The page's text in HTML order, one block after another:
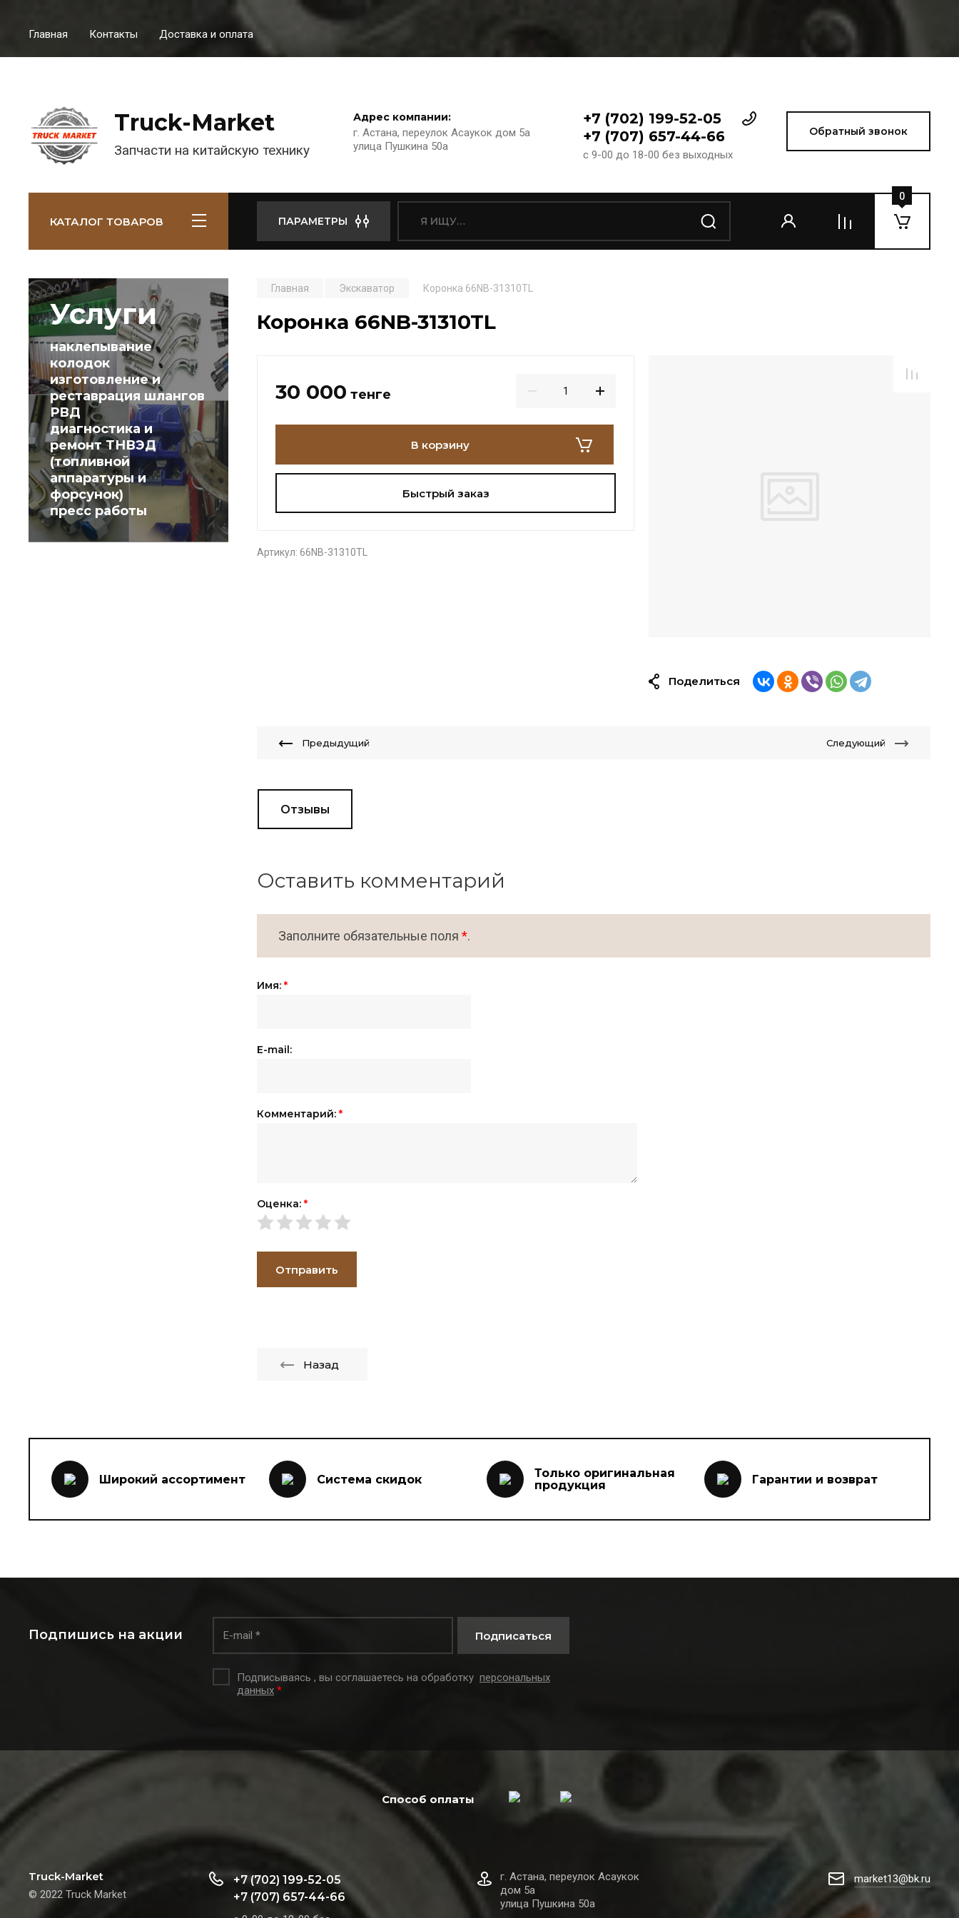
Главная Контакты Доставка и оплата
Truck-Market
Запчасти на китайскую технику
Адрес компании:
г. Астана, переулок Асаукок дом 5а
улица Пушкина 50а
+7 (702) 199-52-05
+7 (707) 657-44-66
с 9-00 до 18-00 без выходных
Обратный звонок
КАТАЛОГ ТОВАРОВ ПАРАМЕТРЫ
0
Услуги
наклепывание
колодок
изготовление и
реставрация шлангов
РВД
диагностика и
ремонт ТНВЭД
(топливной
аппаратуры и
форсунок)
пресс работы
Главная Экскаватор Коронка 66NB-31310TL
Коронка 66NB-31310TL
30 000 тенге
В корзину
Быстрый заказ
Артикул: 66NB-31310TL
Поделиться
Предыдущий Следующий
Отзывы
Оставить комментарий
Заполните обязательные поля *.
Имя: *
E-mail:
Комментарий: *
Оценка: *
Отправить
Назад
Широкий ассортимент Система скидок
Только оригинальная
продукция
Гарантии и возврат
Подпишись на акции
Подписываясь , вы соглашаетесь на обработку персональных
данных *
Подписаться
Способ оплаты
Truck-Market
© 2022 Truck Market
+7 (702) 199-52-05
+7 (707) 657-44-66
г. Астана, переулок Асаукок
дом 5а
улица Пушкина 50а
market13@bk.ru